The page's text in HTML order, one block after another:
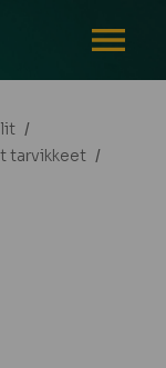
/
tarvikkeet /